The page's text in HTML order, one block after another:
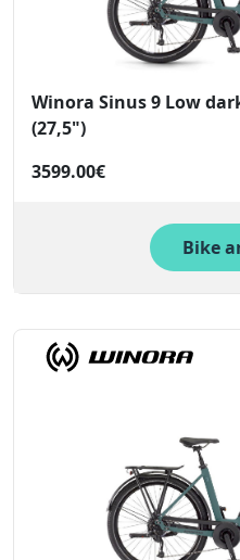
Winora Sinus 9 Low
(27,5")
3599.00€
Bike